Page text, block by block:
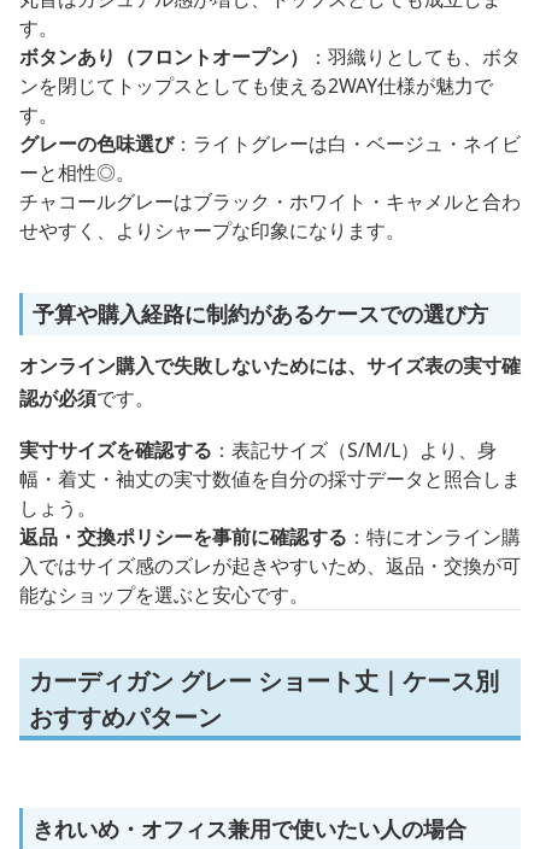
す。
ボタンあり（フロントオープン）
：羽織りとしても、ボタ
ンを閉じてトップスとしても使える2WAY仕様が魅力で
す。
グレーの色味選び：ライトグレーは白・ベージュ・ネイビ
ーと相性◎。
チャコールグレーはブラック・ホワイト・キャメルと合わ
せやすく、よりシャープな印象になります。
予算や購入経路に制約があるケースでの選び方
オンライン購入で失敗しないためには、サイズ表の実寸確
認が必須です。
実寸サイズを確認する ：表記サイズ（S/M/L）より、身
幅・着丈・袖丈の実寸数値を自分の採寸データと照合しま
しょう。
返品・交換ポリシーを事前に確認する ：特にオンライン購
入ではサイズ感のズレが起きやすいため、返品・交換が可
能なショップを選ぶと安心です。
カーディガン グレー ショート丈｜ケース別
おすすめパターン
きれいめ・オフィス兼用で使いたい人の場合